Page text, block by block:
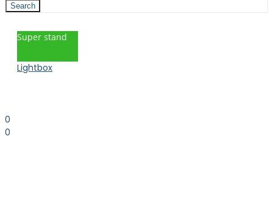
0
0
Search
Super stand
Lightbox